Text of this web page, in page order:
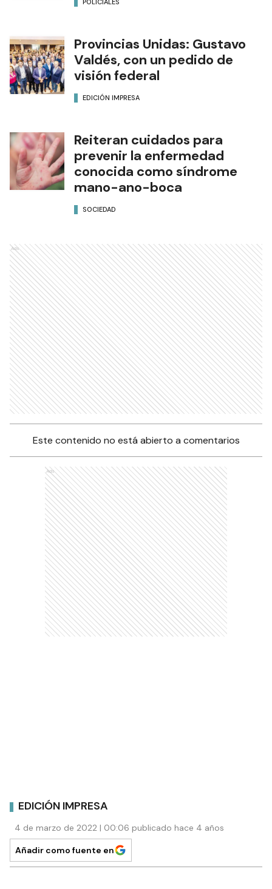
POLICIALES
Provincias Unidas: Gustavo
Valdés, con un pedido de
visión federal
EDICIÓN IMPRESA
Reiteran cuidados para
prevenir la enfermedad
conocida como síndrome
mano-ano-boca
SOCIEDAD
Ads
Este contenido no está abierto a comentarios
Ads
EDICIÓN IMPRESA
4 de marzo de 2022 | 00:06 publicado hace 4 años
Añadir como fuente en